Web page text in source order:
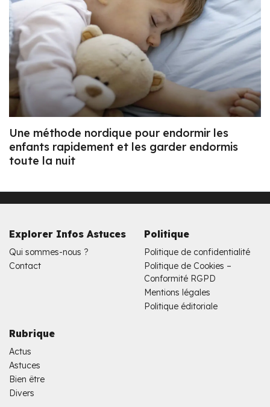
Une méthode nordique pour endormir les
enfants rapidement et les garder endormis
toute la nuit
Explorer Infos Astuces
Qui sommes-nous ?
Contact
Politique
Politique de confidentialité
Politique de Cookies –
Conformité RGPD
Mentions légales
Politique éditoriale
Rubrique
Actus
Astuces
Bien être
Divers